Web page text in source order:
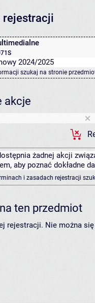
rejestracji
2024/2025
szukaj na stronie
akcje
żadnej akcji
aby poznać dokładne
i zasadach rejestracji
ten przedmiot
rejestracji. Nie można